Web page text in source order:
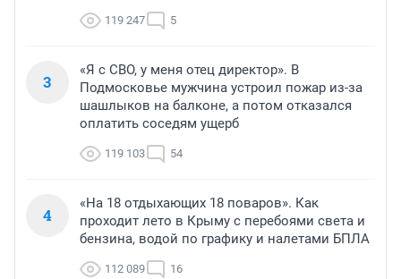
119 247 5
3
«Я с СВО, у меня отец директор». В
Подмосковье мужчина устроил пожар из-за
шашлыков на балконе, а потом отказался
оплатить соседям ущерб
119 103 54
4
«На 18 отдыхающих 18 поваров». Как
проходит лето в Крыму с перебоями света и
бензина, водой по графику и налетами БПЛА
112 089 16